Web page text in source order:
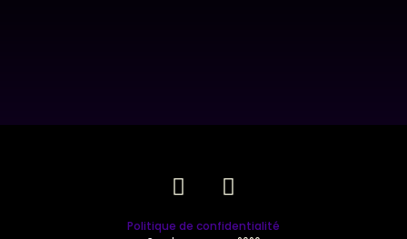
Politique de confidentialité